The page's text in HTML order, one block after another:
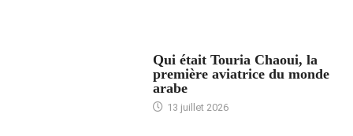
Qui était Touria Chaoui, la
première aviatrice du monde
arabe
13 juillet 2026